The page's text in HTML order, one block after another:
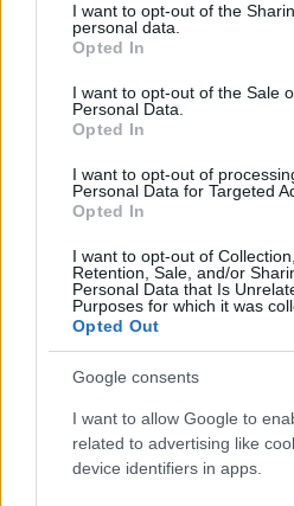
not limited to your visit or usage
grant or deny consent to Google
use your data for below specified
consent section.
I want to opt-out of the
personal data.
Opted In
I want to opt-out of the Sale
Personal Data.
Opted In
I want to opt-out of
Personal Data for Targeted
Opted In
I want to opt-out of
Retention, Sale, and/or
Personal Data that Is
Purposes for which it was
Opted Out
Google consents
I want to allow Google to
related to advertising like
device identifiers in apps.
Népszerű